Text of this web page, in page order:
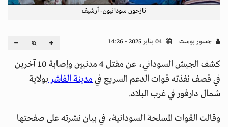
نازحون سودانيون- أرشيف
جسور بوست
كشف الجيش السوداني، عن مقتل 4 مدنيين وإصابة 10 آخرين
في قصف نفذته قوات الدعم السريع فيمدينة الفاشربولاية
شمال دارفور في غرب البلاد.
وقالت القوات المسلحة السودانية، في بيان نشرته على صفحتها